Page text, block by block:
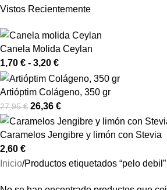
Vistos Recientemente
Canela Molida Ceylan
1,70 € - 3,20 €
Artióptim Colágeno, 350 gr
27,95€ 26,36 €
Caramelos Jengibre y limón con Stevia
2,60 €
Inicio Productos etiquetados “pelo debil”